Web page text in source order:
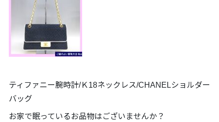
ティファニー腕時計/Ｋ18ネックレス/CHANELショルダー
バッグ
お家で眠っているお品物はございませんか？